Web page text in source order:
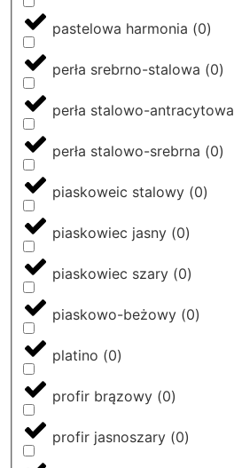
pastelowa harmonia (0)
perła srebrno-stalowa (0)
perła stalowo-antracytowa
perła stalowo-srebrna (0)
piaskoweic stalowy (0)
piaskowiec jasny (0)
piaskowiec szary (0)
piaskowo-beżowy (0)
platino (0)
profir brązowy (0)
profir jasnoszary (0)